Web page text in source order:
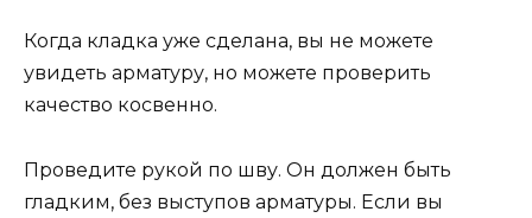
Когда кладка уже сделана, вы не можете
увидеть арматуру, но можете проверить
качество косвенно.
Проведите рукой по шву. Он должен быть
гладким, без выступов арматуры. Если вы